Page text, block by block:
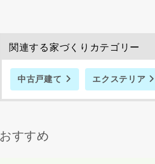
関連する家づくりカテゴリー
中古戸建て エクステリア
おすすめ
建築予定